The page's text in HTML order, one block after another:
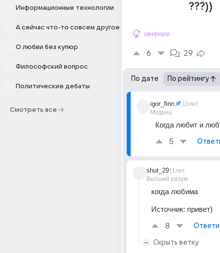
Информационные технологии
А сейчас что-то совсем другое
О любви без купюр
Философский вопрос
Политические дебаты
Смотреть все
???))
мнения
6 29
По дате По рейтингу
igor_finn
Мудрец
11лет
Когда любит и
5
shut_29
Высший разум
11лет
когда любима
Источник: привет)
8
Скрыть ветку